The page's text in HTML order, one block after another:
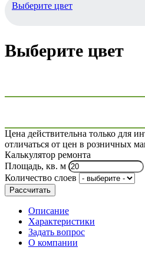
Выберите цвет
Выберите цвет
Цена действительна только для
отличаться от цен в розничных
Калькулятор ремонта
Площадь, кв. м
Количество слоев
Рассчитать
Описание
Характеристики
Задать вопрос
О компании